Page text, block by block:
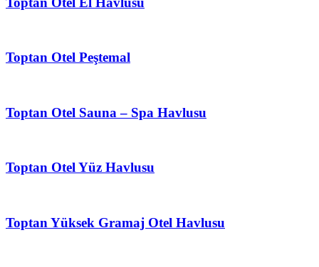
Toptan Otel Peştemal
Toptan Otel Sauna – Spa Havlusu
Toptan Otel Yüz Havlusu
Toptan Yüksek Gramaj Otel Havlusu